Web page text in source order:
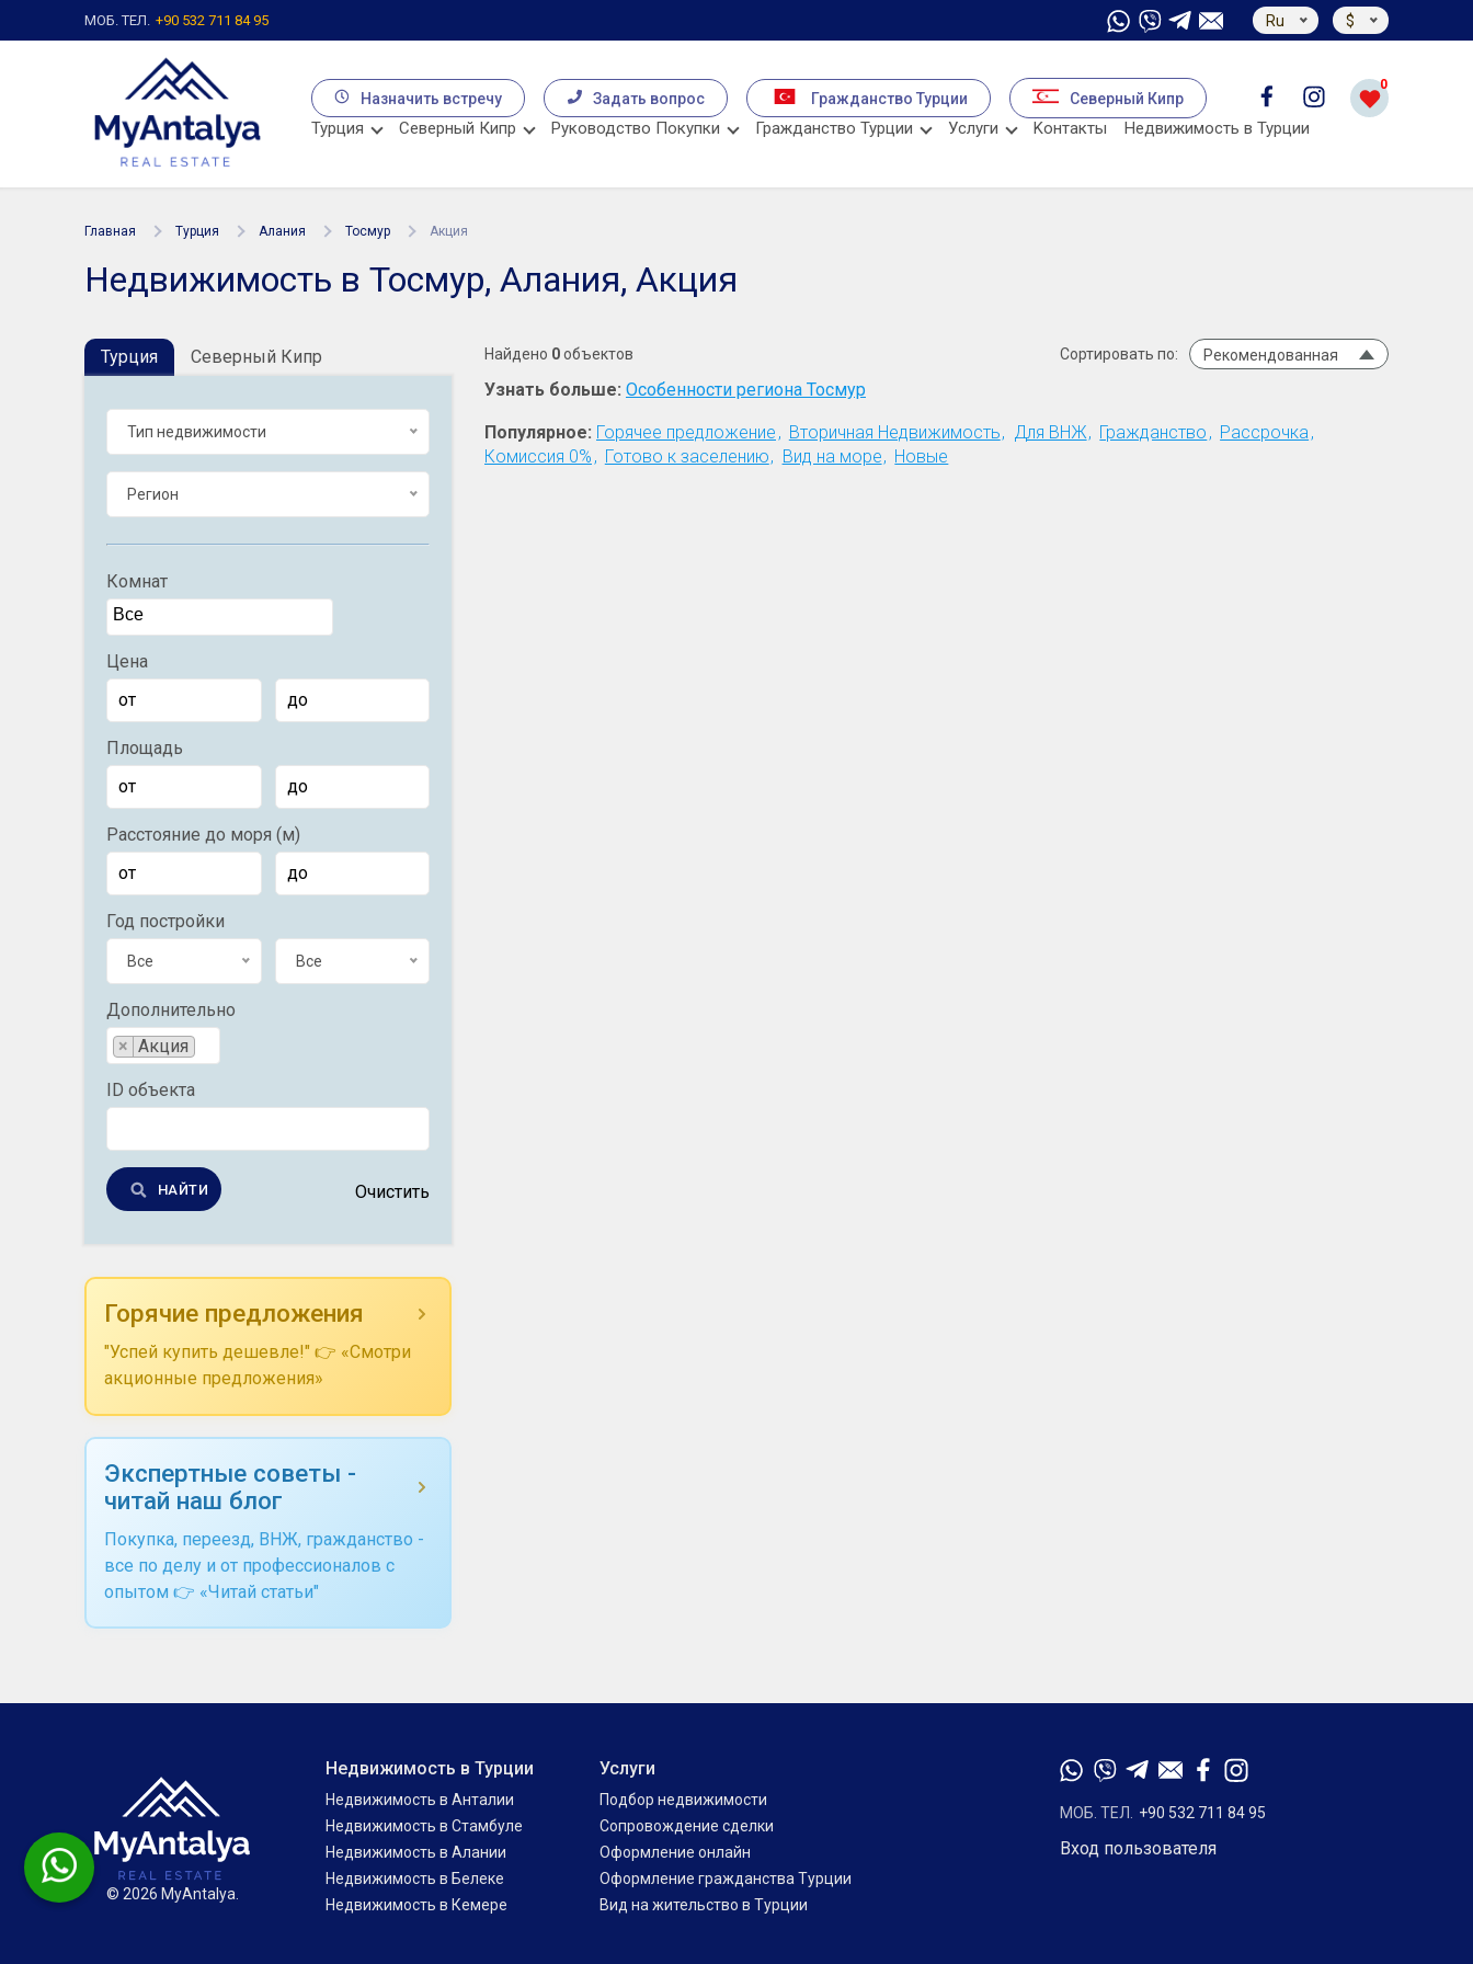
МОБ. ТЕЛ. +90 532 711 84 95 Ru $
Назначить встречу Задать вопрос Гражданство Турции Северный Кипр
0
Турция Северный Кипр Руководство Покупки Гражданство Турции Услуги Kонтакты Недвижимость в Турции
Главная Турция Алания Тосмур Акция
Недвижимость в Тосмур, Алания, Акция
Турция Северный Кипр
Тип недвижимости
Регион
Комнат
Цена
Площадь
Расстояние до моря (м)
Год постройки
Все Все
Дополнительно
× Акция
ID объекта
НАЙТИ Очистить
Горячие предложения
"Успей купить дешевле!" 👉 «Смотри
акционные предложения»
Экспертные советы -
читай наш блог
Покупка, переезд, ВНЖ, гражданство -
все по делу и от профессионалов с
опытом 👉 «Читай статьи"
Найдено 0объектов Сортировать по: Рекомендованная
Узнать больше: Особенности региона Тосмур
Популярное: Горячее предложение Вторичная Недвижимость Для ВНЖ Гражданство
Рассрочка
Комиссия 0%
Готово к заселению Вид на море Новые
© 2026 MyAntalya.
Недвижимость в Турции
Недвижимость в Анталии
Недвижимость в Стамбуле
Недвижимость в Алании
Недвижимость в Белеке
Недвижимость в Кемере
Услуги
Подбор недвижимости
Сопровождение сделки
Оформление онлайн
Оформление гражданства Турции
Вид на жительство в Турции
МОБ. ТЕЛ. +90 532 711 84 95
Вход пользователя